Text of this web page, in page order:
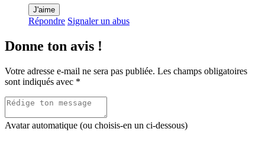
J'aime
Répondre Signaler un abus
Donne ton avis !
Votre adresse e-mail ne sera pas publiée. Les champs obligatoires
sont indiqués avec *
Avatar automatique (ou choisis-en un ci-dessous)